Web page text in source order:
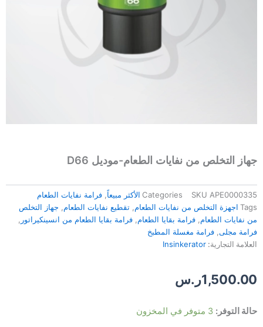
جهاز التخلص من نفايات الطعام-موديل D66
SKU APE0000335
Categories الأكثر مبيعاً, فرامة نفايات الطعام
Tags اجهزة التخلص من نفايات الطعام, تقطيع نفايات الطعام, جهاز التخلص
من نفايات الطعام, فرامة بقايا الطعام, فرامة بقايا الطعام من انسينكيراتور ,
فرامة مجلى, فرامة مغسلة المطبخ
العلامة التجارية: Insinkerator
1,500.00ر.س
حالة التوفر: 3 متوفر في المخزون
كمية